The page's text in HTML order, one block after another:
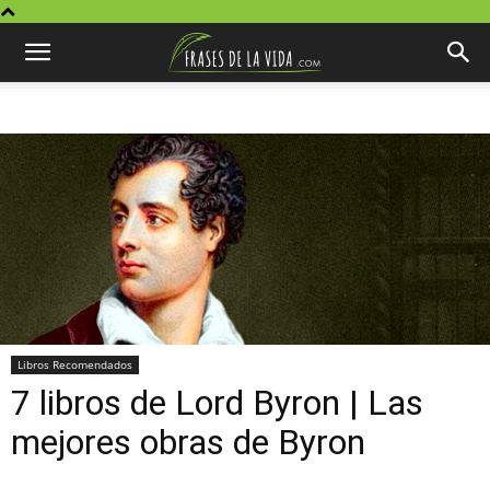
Libros Recomendados
7 libros de Lord Byron | Las
mejores obras de Byron